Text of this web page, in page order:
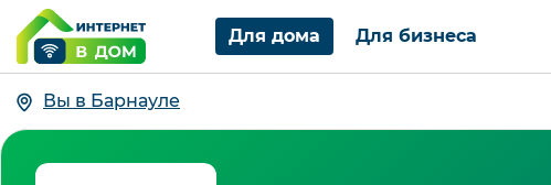
Для дома Для бизнеса
Вы в Барнауле